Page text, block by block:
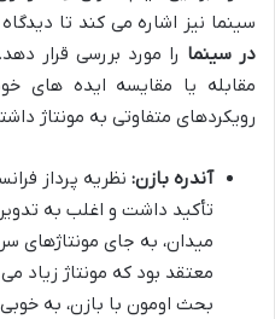
سینما نیز اشاره می کند تا
در سینما را مورد بررسی قرار
مقابله یا مقایسه ایده های
رویکردهای متفاوتی به مونتاژ
آندره بازن: نظریه پرداز
میدان، به جای مونتاژهای
معتقد بود که مونتاژ زیاد
بحث اومون با بازن، به خوبی